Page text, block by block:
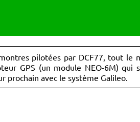
pilotées par DCF77, tout
GPS (un module NEO-6M) qui
avec le système Galileo.